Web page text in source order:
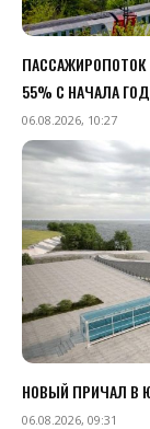
55% С НАЧАЛА
06.08.2026, 10:27
НОВЫЙ ПРИЧАЛ В
06.08.2026, 09:31